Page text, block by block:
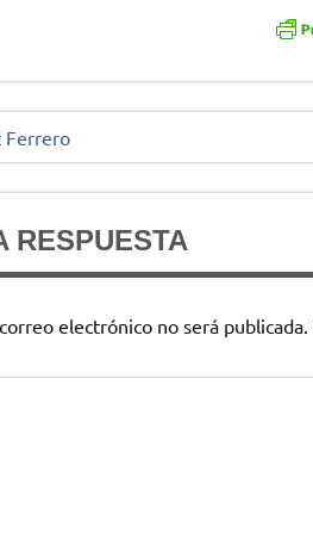
Ferrero
RESPUESTA
electrónico no será publicada.